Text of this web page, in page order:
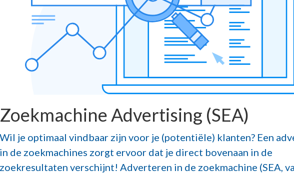
Zoekmachine Advertising (SEA)
Wil je optimaal vindbaar zijn voor je (potentiële) klanten? Een
in de zoekmachines zorgt ervoor dat je direct bovenaan in de
zoekresultaten verschijnt! Adverteren in de zoekmachine (SEA,